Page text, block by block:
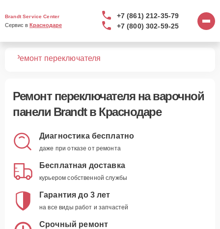
Brandt Service Center
Сервис в Краснодаре
+7 (861) 212-35-79
+7 (800) 302-59-25
Ремонт переключателя
Ремонт переключателяна варочной
панели Brandt в Краснодаре
Диагностика бесплатно
даже при отказе от ремонта
Бесплатная доставка
курьером собственной службы
Гарантия до 3 лет
на все виды работ и запчастей
Срочный ремонт